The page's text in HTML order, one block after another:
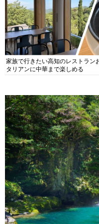
家族で行きたい高知のレストラン
タリアンに中華まで楽しめる